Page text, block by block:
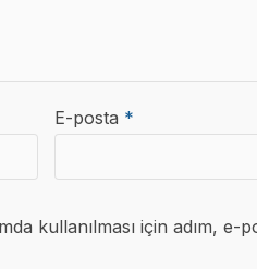
E-posta *
kullanılması için adım, e-